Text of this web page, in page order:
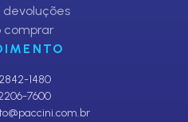
devoluções
comprar
2842-1480
2206-7600